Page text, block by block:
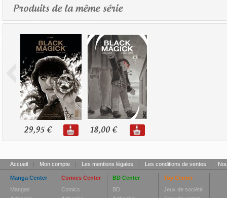
Produits de la même série
29,95 € 18,00 €
Accueil | Mon compte | Les mentions légales | Les conditions de ventes |
Manga Center
Mangas
Comics Center
Comics
BD Center
BD
Toy Center
Jeux de société